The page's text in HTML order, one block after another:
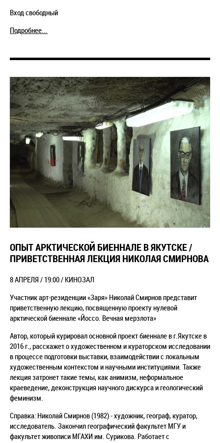
Вход свободный
Подробнее...
ОПЫТ АРКТИЧЕСКОЙ БИЕННАЛЕ В ЯКУТСКЕ /
ПРИВЕТСТВЕННАЯ ЛЕКЦИЯ НИКОЛАЯ СМИРНОВА
8 АПРЕЛЯ / 19:00 / КИНОЗАЛ
Участник арт-резиденции «Заря» Николай Смирнов представит
приветственную лекцию, посвященную проекту нулевой
арктической биеннале «Йоссо. Вечная мерзлота»
Автор, который курировал основной проект биеннале в г.Якутске в
2016 г., расскажет о художественном и кураторском исследовании
в процессе подготовки выставки, взаимодействии с локальным
художественным контекстом и научными институциями. Также
лекция затронет такие темы, как анимизм, неформальное
краеведение, деконструкция научного дискурса и геологический
феминизм.
Справка: Николай Смирнов (1982) - художник, географ, куратор,
исследователь. Закончил географический факультет МГУ и
факультет живописи МГАХИ им. Сурикова. Работает с